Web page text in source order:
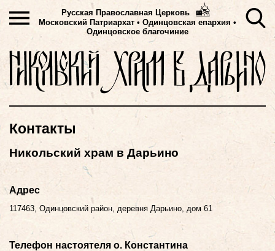
Русская Православная Церковь
Московский Патриархат • Одинцовская епархия •
Одинцовское благочиние
Контакты
Никольский храм в Дарьино
Адрес
117463, Одинцовский район, деревня Дарьино, дом 61
Телефон настоятеля о. Константина